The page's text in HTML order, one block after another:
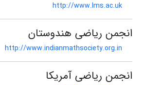
http://www.lms.ac.uk
انجمن ریاضی هندوستان
http://www.indianmathsociety.org.in
انجمن ریاضی آمریکا